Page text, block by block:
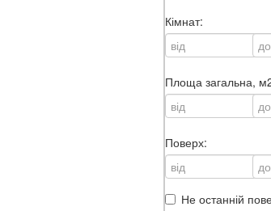
Кімнат:
Площа загальна,
Поверх:
Не останній